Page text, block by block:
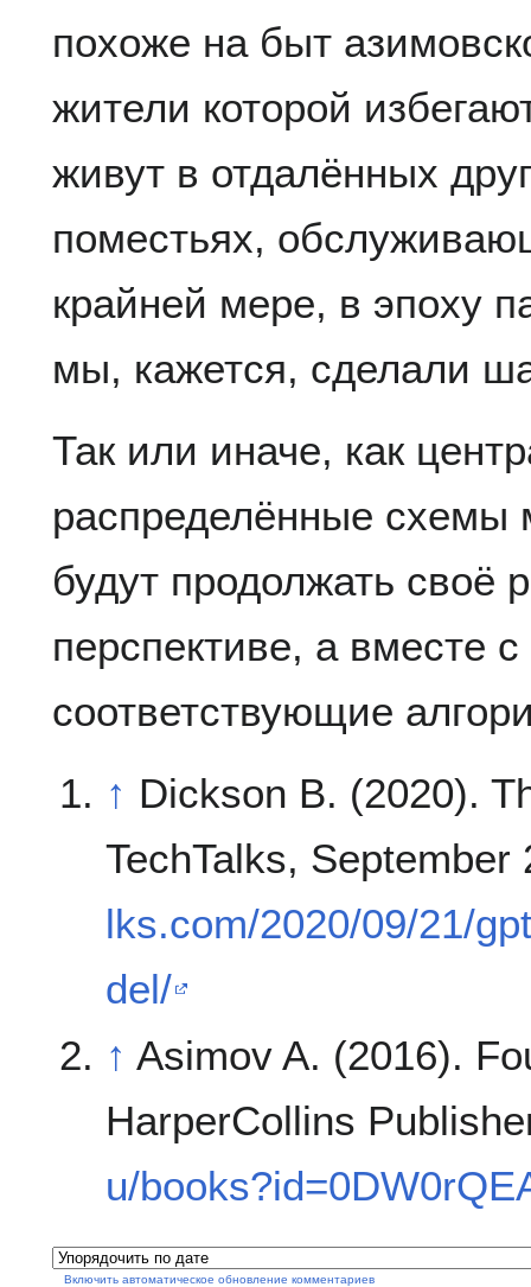
похоже на быт
жители которой
живут в отдалённых
поместьях,
крайней мере, в эпоху
мы, кажется, сделали
Так или иначе, как
распределённые схемы
будут продолжать своё
перспективе, а вместе
соответствующие
↑ Dickson B. (2020).
TechTalks,
lks.com/2020/09/21/
del/
↑ Asimov A. (2016).
HarperCollins
u/
Включить автоматическое обновление комментариев